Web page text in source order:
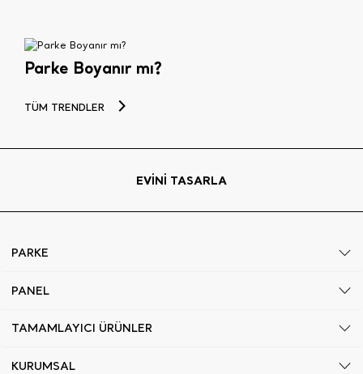
Parke Boyanır mı?
TÜM TRENDLER
EVİNİ TASARLA
PARKE
PANEL
TAMAMLAYICI ÜRÜNLER
KURUMSAL